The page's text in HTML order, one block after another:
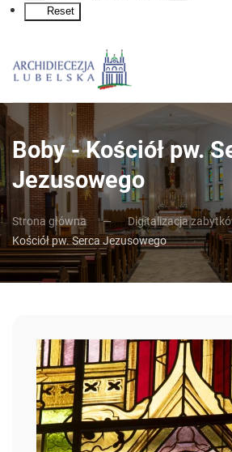
Reset
Boby - Kościół pw.
Jezusowego
Strona główna Digitalizacja
Kościół pw. Serca Jezusowego